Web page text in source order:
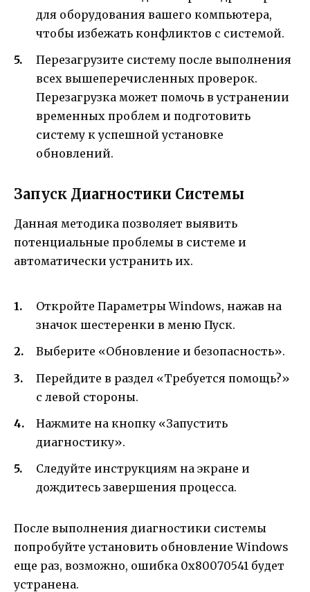
для оборудования вашего компьютера,
чтобы избежать конфликтов с системой.
Перезагрузите систему после выполнения
всех вышеперечисленных проверок.
Перезагрузка может помочь в устранении
временных проблем и подготовить
систему к успешной установке
обновлений.
Запуск Диагностики Системы
Данная методика позволяет выявить
потенциальные проблемы в системе и
автоматически устранить их.
Откройте Параметры Windows, нажав на
значок шестеренки в меню Пуск.
Выберите «Обновление и безопасность».
Перейдите в раздел «Требуется помощь?»
с левой стороны.
Нажмите на кнопку «Запустить
диагностику».
Следуйте инструкциям на экране и
дождитесь завершения процесса.
После выполнения диагностики системы
попробуйте установить обновление Windows
еще раз, возможно, ошибка 0x80070541 будет
устранена.